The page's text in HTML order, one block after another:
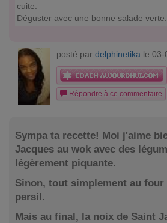
cuite.
Déguster avec une bonne salade verte.
posté par delphinetika le 03-
Répondre à ce commentaire
Sympa ta recette! Moi j'aime
Jacques au wok avec des
légèrement piquante.
Sinon, tout simplement au four
persil.
Mais au final, la noix de Saint